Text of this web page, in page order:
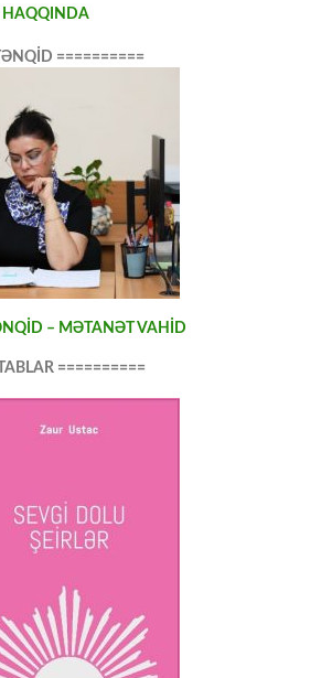
HAQQINDA
==========
– MƏTANƏT VAHİD
==========